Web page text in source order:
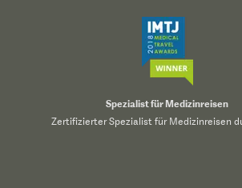
Spezialist für Medizinreisen
Zertifizierter Spezialist für Medizinreisen